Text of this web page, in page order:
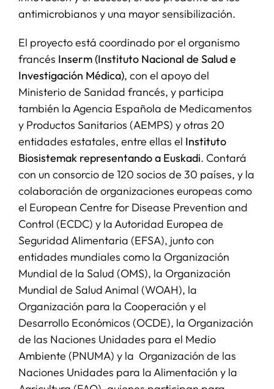
antimicrobianos y una mayor sensibilización.
El proyecto está coordinado por el organismo
francés Inserm (Instituto Nacional de Salud e
Investigación Médica), con el apoyo del
Ministerio de Sanidad francés, y participa
también la Agencia Española de Medicamentos
y Productos Sanitarios (AEMPS) y otras 20
entidades estatales, entre ellas el Instituto
Biosistemak representando a Euskadi. Contará
con un consorcio de 120 socios de 30 países, y la
colaboración de organizaciones europeas como
el European Centre for Disease Prevention and
Control (ECDC) y la Autoridad Europea de
Seguridad Alimentaria (EFSA), junto con
entidades mundiales como la Organización
Mundial de la Salud (OMS), la Organización
Mundial de Salud Animal (WOAH), la
Organización para la Cooperación y el
Desarrollo Económicos (OCDE), la Organización
de las Naciones Unidades para el Medio
Ambiente (PNUMA) y la Organización de las
Naciones Unidades para la Alimentación y la